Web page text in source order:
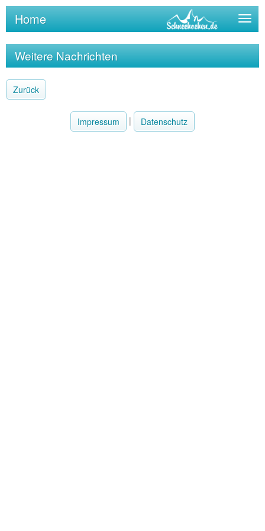
Home
Weitere Nachrichten
Zurück
Impressum | Datenschutz